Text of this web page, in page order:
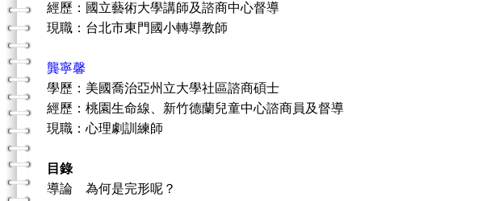
經歷：國立藝術大學講師及諮商中心督導
現職：台北市東門國小轉導教師
龔寧馨
學歷：美國喬治亞州立大學社區諮商碩士
經歷：桃園生命線、新竹德蘭兒童中心諮商員及督導
現職：心理劇訓練師
目錄
導論 為何是完形呢？